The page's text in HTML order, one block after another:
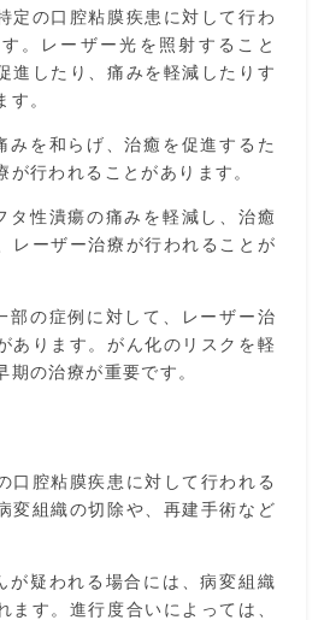
定の口腔粘膜疾患に対して行わ
。レーザー光を照射すること
進したり、痛みを軽減したりす
す。
みを和らげ、治癒を促進するた
が行われることがあります。
タ性潰瘍の痛みを軽減し、治癒
レーザー治療が行われることが
部の症例に対して、レーザー治
あります。がん化のリスクを軽
期の治療が重要です。
口腔粘膜疾患に対して行われる
変組織の切除や、再建手術など
が疑われる場合には、病変組織
ます。進行度合いによっては、